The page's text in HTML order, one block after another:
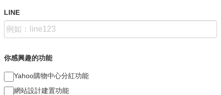
LINE
你感興趣的功能
Yahoo購物中心分紅功能
網站設計建置功能